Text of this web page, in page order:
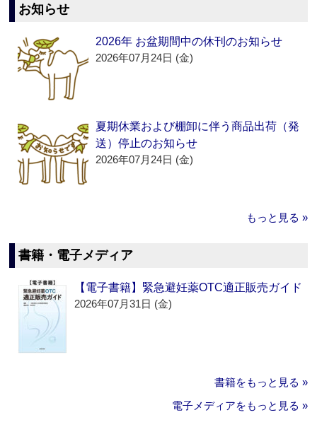
お知らせ
2026年 お盆期間中の休刊のお知らせ
2026年07月24日 (金)
夏期休業および棚卸に伴う商品出荷（発
送）停止のお知らせ
2026年07月24日 (金)
もっと見る »
書籍・電子メディア
【電子書籍】緊急避妊薬OTC適正販売ガイド
2026年07月31日 (金)
書籍をもっと見る »
電子メディアをもっと見る »